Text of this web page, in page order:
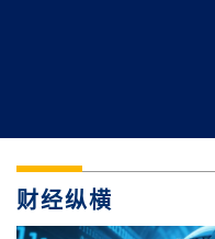
财经纵横